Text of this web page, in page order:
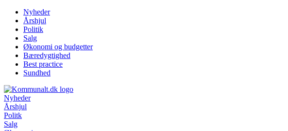
Videre
indhold
Nyheder
Årshjul
Politik
Salg
Økonomi og budgetter
Bæredygtighed
Best practice
Sundhed
Nyheder
Årshjul
Politk
Salg